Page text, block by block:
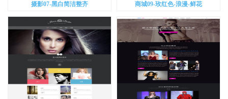
摄影07-黑白简洁整齐 商城09-玫红色-浪漫-鲜花